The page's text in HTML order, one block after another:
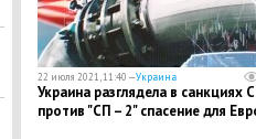
22 июля 2021, 11:40 —Украина
Украина разглядела в санкциях
против "СП – 2" спасение для